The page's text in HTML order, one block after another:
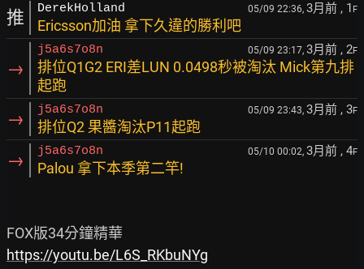
推 DerekHolland 05/09 22:36, 3月前 , 1 F
Ericsson加油 拿下久違的勝利吧
→
j5a6s7o8n 05/09 23:17, 3月前 , 2F
排位Q1G2 ERI差LUN 0.0498秒被淘汰 Mick第九排
起跑
→ j5a6s7o8n 05/09 23:43, 3月前 , 3F
排位Q2 果醬淘汰P11起跑
→ j5a6s7o8n 05/10 00:02, 3月前 , 4F
Palou 拿下本季第二竿!
https://youtu.be/L6S_RKbuNYg